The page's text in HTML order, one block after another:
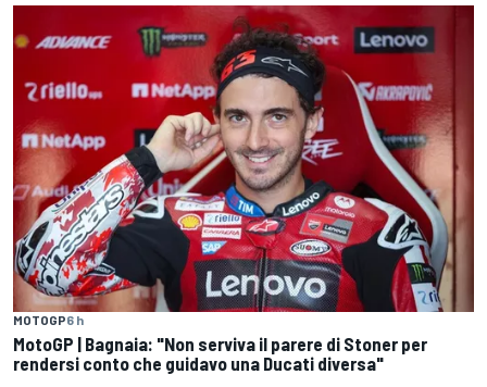
MOTOGP6 h
MotoGP | Bagnaia: "Non serviva il parere di Stoner per
rendersi conto che guidavo una Ducati diversa"